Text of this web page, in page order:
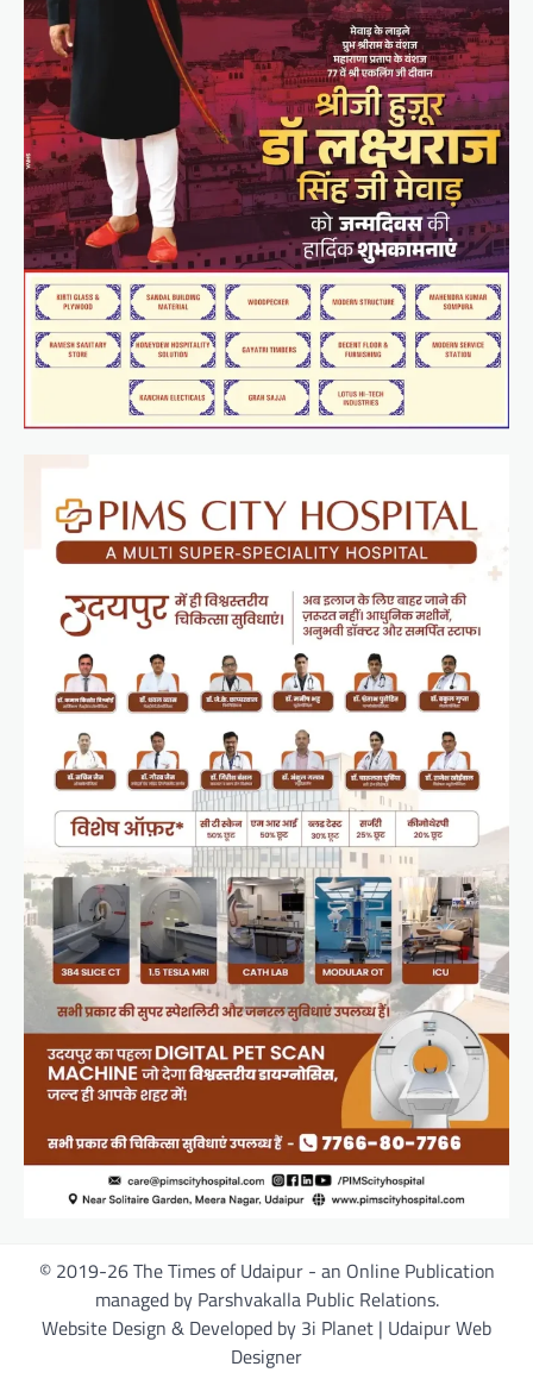
© 2019-26 The Times of Udaipur - an Online Publication
managed by Parshvakalla Public Relations.
Website Design & Developed by 3i Planet | Udaipur Web
Designer